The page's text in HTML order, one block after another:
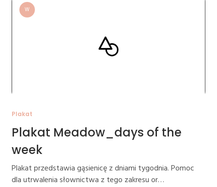
W
Plakat
Plakat Meadow_days of the
week
Plakat przedstawia gąsienicę z dniami tygodnia. Pomoc
dla utrwalenia słownictwa z tego zakresu or…